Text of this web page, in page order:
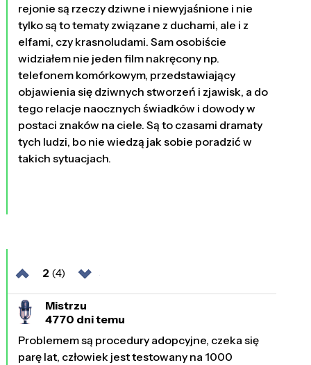
rejonie są rzeczy dziwne i niewyjaśnione i nie
tylko są to tematy związane z duchami, ale i z
elfami, czy krasnoludami. Sam osobiście
widziałem nie jeden film nakręcony np.
telefonem komórkowym, przedstawiający
objawienia się dziwnych stworzeń i zjawisk, a do
tego relacje naocznych świadków i dowody w
postaci znaków na ciele. Są to czasami dramaty
tych ludzi, bo nie wiedzą jak sobie poradzić w
takich sytuacjach.
2 (4)
Mistrzu
4770 dni temu
Problemem są procedury adopcyjne, czeka się
parę lat, człowiek jest testowany na 1000